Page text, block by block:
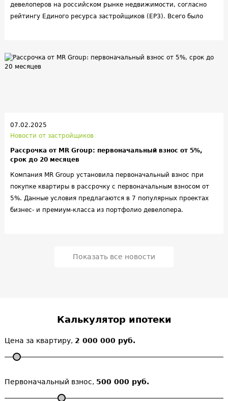
девелоперов на российском рынке недвижимости, согласно
рейтингу Единого ресурса застройщиков (ЕРЗ). Всего было
результат по сдаче жилья за год в два раза — с 186 до 380
тыс. кв. метров.
07.02.2025
Новости от застройщиков
Рассрочка от MR Group: первоначальный взнос от 5%,
срок до 20 месяцев
Компания MR Group установила первоначальный взнос при
покупке квартиры в рассрочку с первоначальным взносом от
5%. Данные условия предлагаются в 7 популярных проектах
бизнес- и премиум-класса из портфолио девелопера.
Показать все новости
Калькулятор ипотеки
Цена за квартиру, 2 000 000 руб.
Первоначальный взнос, 500 000 руб.